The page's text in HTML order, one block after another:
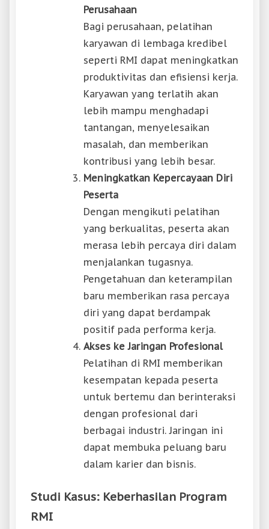
Perusahaan
Bagi perusahaan, pelatihan
karyawan di lembaga kredibel
seperti RMI dapat meningkatkan
produktivitas dan efisiensi kerja.
Karyawan yang terlatih akan
lebih mampu menghadapi
tantangan, menyelesaikan
masalah, dan memberikan
kontribusi yang lebih besar.
Meningkatkan Kepercayaan Diri
Peserta
Dengan mengikuti pelatihan
yang berkualitas, peserta akan
merasa lebih percaya diri dalam
menjalankan tugasnya.
Pengetahuan dan keterampilan
baru memberikan rasa percaya
diri yang dapat berdampak
positif pada performa kerja.
Akses ke Jaringan Profesional
Pelatihan di RMI memberikan
kesempatan kepada peserta
untuk bertemu dan berinteraksi
dengan profesional dari
berbagai industri. Jaringan ini
dapat membuka peluang baru
dalam karier dan bisnis.
Studi Kasus: Keberhasilan Program
RMI